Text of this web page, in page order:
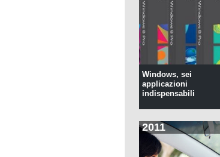
Windows, sei
applicazioni
indispensabili
2011